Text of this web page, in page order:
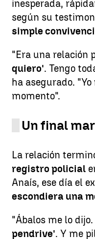
inesperada,
según su
simple
"Era una relación
quiero'. Tengo
ha asegurado. "Yo
momento".
Un final
La relación
registro policial
Anaís, ese día el
escondiera una
"Ábalos me lo dijo.
pendrive'. Y me